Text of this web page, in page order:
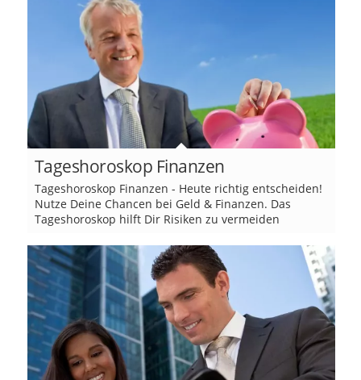
Tageshoroskop Finanzen
Tageshoroskop Finanzen - Heute richtig entscheiden!
Nutze Deine Chancen bei Geld & Finanzen. Das
Tageshoroskop hilft Dir Risiken zu vermeiden